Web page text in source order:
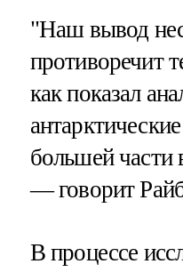
"Наш вывод
противоречит
как показал
большей части
— говорит
В процессе